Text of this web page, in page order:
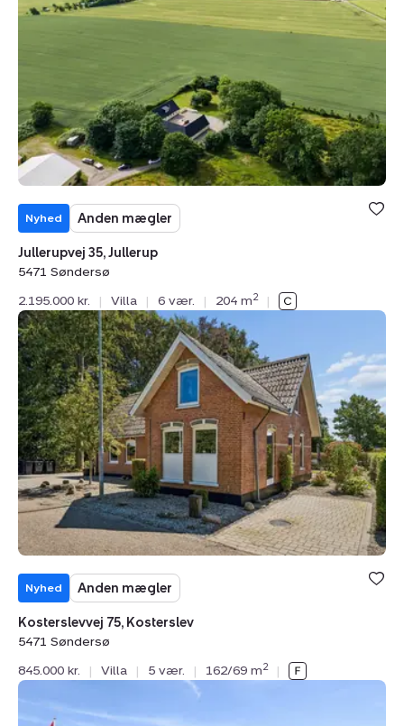
Jullerup,
Nyhed Anden mægler
Jullerupvej 35, Jullerup
5471 Søndersø
2.195.000 kr.
| Villa | 6 vær. | 204 m2 |
Villa:
Kosterslevvej
75,
Kosterslev,
5471
Søndersø
Nyhed Anden mægler
Kosterslevvej 75, Kosterslev
5471 Søndersø
845.000 kr.
| Villa | 5 vær. | 162/69 m2 |
Assens